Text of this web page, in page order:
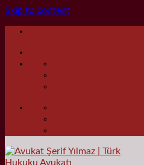
Skip to content